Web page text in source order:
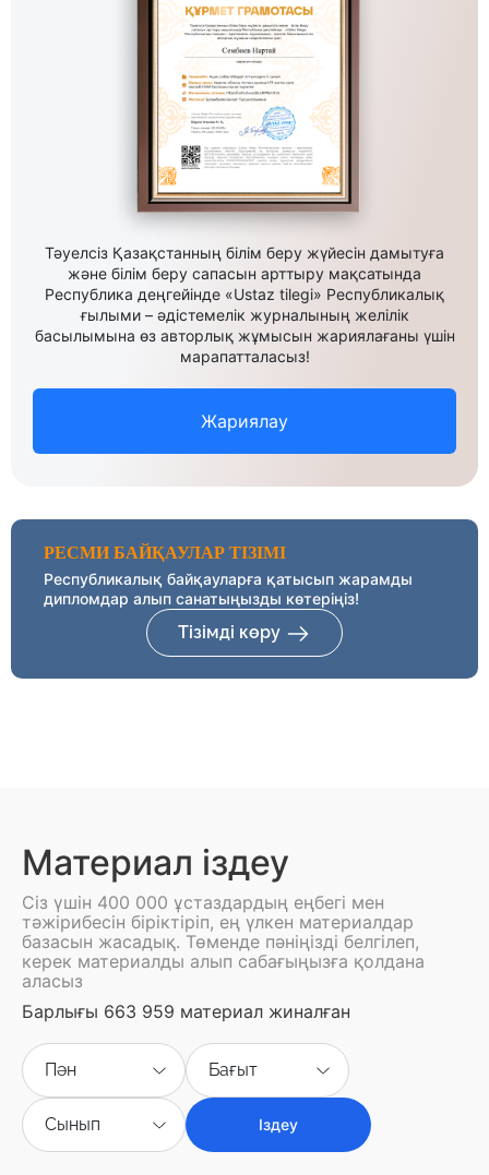
Тәуелсіз Қазақстанның білім беру жүйесін дамытуға
және білім беру сапасын арттыру мақсатында
Республика деңгейінде «Ustaz tilegi» Республикалық
ғылыми – әдістемелік журналының желілік
басылымына өз авторлық жұмысын жариялағаны үшін
марапатталасыз!
Жариялау
РЕСМИ БАЙҚАУЛАР ТІЗІМІ
Республикалық байқауларға қатысып жарамды
дипломдар алып санатыңызды көтеріңіз!
Тізімді көру
Материал іздеу
Сіз үшін 400 000 ұстаздардың еңбегі мен
тәжірибесін біріктіріп, ең үлкен материалдар
базасын жасадық. Төменде пәніңізді белгілеп,
керек материалды алып сабағыңызға қолдана
аласыз
Барлығы 663 959 материал жиналған
Пән Бағыт
Сынып Іздеу